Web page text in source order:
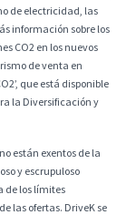
de electricidad, las
información sobre los
CO2 en los nuevos
de venta en
que está disponible
la Diversificación y
están exentos de la
y escrupuloso
de los límites
las ofertas. DriveK se